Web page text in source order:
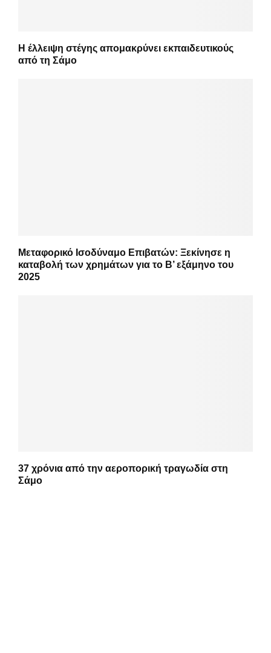
Η έλλειψη στέγης απομακρύνει εκπαιδευτικούς
από τη Σάμο
Μεταφορικό Ισοδύναμο Επιβατών: Ξεκίνησε η
καταβολή των χρημάτων για το Β’ εξάμηνο του
2025
37 χρόνια από την αεροπορική τραγωδία στη
Σάμο